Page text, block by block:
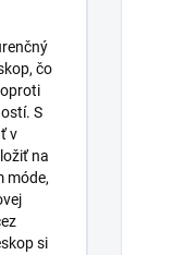
čo
S
v
na
móde,
si